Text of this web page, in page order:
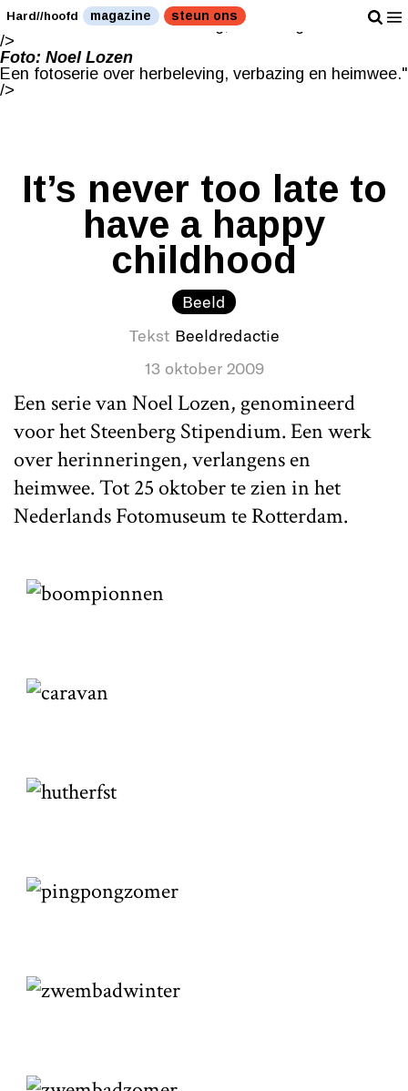
Foto: Noel Lozen
Een fotoserie over herbeleving, verbazing en heimwee."
/>
Foto: Noel Lozen
Een fotoserie over herbeleving, verbazing en heimwee."
/>
Hard//hoofd magazine steun ons
It’s never too late to
have a happy
childhood
Beeld
Tekst Beeldredactie
13 oktober 2009
Een serie van Noel Lozen, genomineerd
voor het Steenberg Stipendium. Een werk
over herinneringen, verlangens en
heimwee. Tot 25 oktober te zien in het
Nederlands Fotomuseum te Rotterdam.